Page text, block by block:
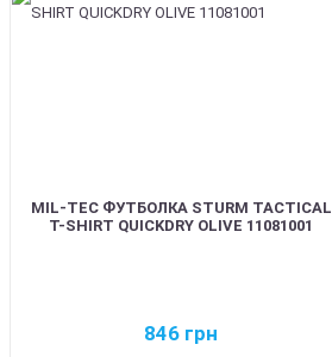
MIL-TEC ФУТБОЛКА STURM TACTICAL
T-SHIRT QUICKDRY OLIVE 11081001
846 грн